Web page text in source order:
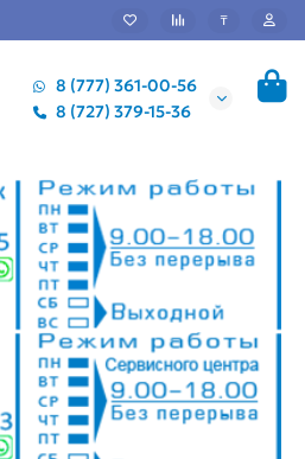
₸
8 (777) 361-00-56
8 (727) 379-15-36